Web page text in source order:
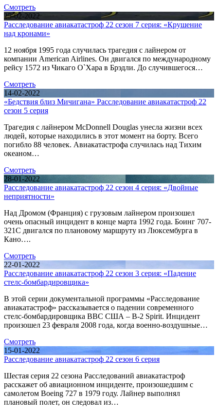
Смотреть
25-02-2022
Расследование авиакатастроф 22 сезон 7 серия: «Крушение
над кронами»
12 ноября 1995 года случилась трагедия с лайнером от
компании American Airlines. Он двигался по международному
рейсу 1572 из Чикаго О`Хара в Брэдли. До случившегося…
Смотреть
14-02-2022
«Бедствия близ Мичигана» Расследование авиакатастроф 22
сезон 5 серия
Трагедия с лайнером McDonnell Douglas унесла жизни всех
людей, которые находились в этот момент на борту. Всего
погибло 88 человек. Авиакатастрофа случилась над Тихим
океаном…
Смотреть
28-01-2022
Расследование авиакатастроф 22 сезон 4 серия: «Двойные
неприятности»
Над Дромом (Франция) с грузовым лайнером произошел
очень опасный инцидент в конце марта 1992 года. Боинг 707-
321С двигался по плановому маршруту из Люксембурга в
Кано….
Смотреть
22-01-2022
Расследование авиакатастроф 22 сезон 3 серия: «Падение
стелс-бомбардировщика»
В этой серии документальной программы «Расследование
авиакатастроф» рассказывается о падении современного
стелс-бомбардировщика ВВС США – B-2 Spirit. Инцидент
произошел 23 февраля 2008 года, когда военно-воздушные…
Смотреть
15-01-2022
Расследование авиакатастроф 22 сезон 6 серия
Шестая серия 22 сезона Расследований авиакатастроф
расскажет об авиационном инциденте, произошедшим с
самолетом Boeing 727 в 1979 году. Лайнер выполнял
плановый полет, он следовал из…